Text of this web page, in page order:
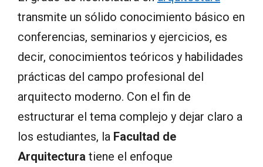
transmite un sólido conocimiento básico en
conferencias, seminarios y ejercicios, es
decir, conocimientos teóricos y habilidades
prácticas del campo profesional del
arquitecto moderno. Con el fin de
estructurar el tema complejo y dejar claro a
los estudiantes, la Facultad de
Arquitectura tiene el enfoque